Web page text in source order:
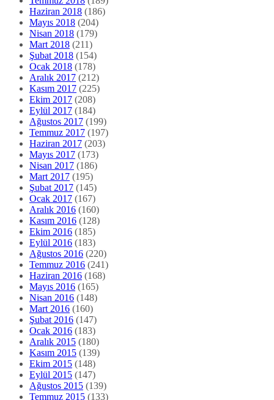
Haziran 2018 (186)
Mayıs 2018 (204)
Nisan 2018 (179)
Mart 2018 (211)
Şubat 2018 (154)
Ocak 2018 (178)
Aralık 2017 (212)
Kasım 2017 (225)
Ekim 2017 (208)
Eylül 2017 (184)
Ağustos 2017 (199)
Temmuz 2017 (197)
Haziran 2017 (203)
Mayıs 2017 (173)
Nisan 2017 (186)
Mart 2017 (195)
Şubat 2017 (145)
Ocak 2017 (167)
Aralık 2016 (160)
Kasım 2016 (128)
Ekim 2016 (185)
Eylül 2016 (183)
Ağustos 2016 (220)
Temmuz 2016 (241)
Haziran 2016 (168)
Mayıs 2016 (165)
Nisan 2016 (148)
Mart 2016 (160)
Şubat 2016 (147)
Ocak 2016 (183)
Aralık 2015 (180)
Kasım 2015 (139)
Ekim 2015 (148)
Eylül 2015 (147)
Ağustos 2015 (139)
Temmuz 2015 (133)